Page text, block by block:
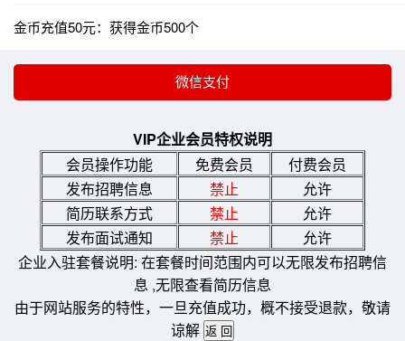
金币充值50元：获得金币500个
VIP企业会员特权说明
会员操作功能
免费会员
付费会员
发布招聘信息
禁止
允许
简历联系方式
禁止
允许
发布面试通知
禁止
允许
企业入驻套餐说明: 在套餐时间范围内可以无限发布招聘信
息 ,无限查看简历信息
由于网站服务的特性，一旦充值成功，概不接受退款，敬请
谅解